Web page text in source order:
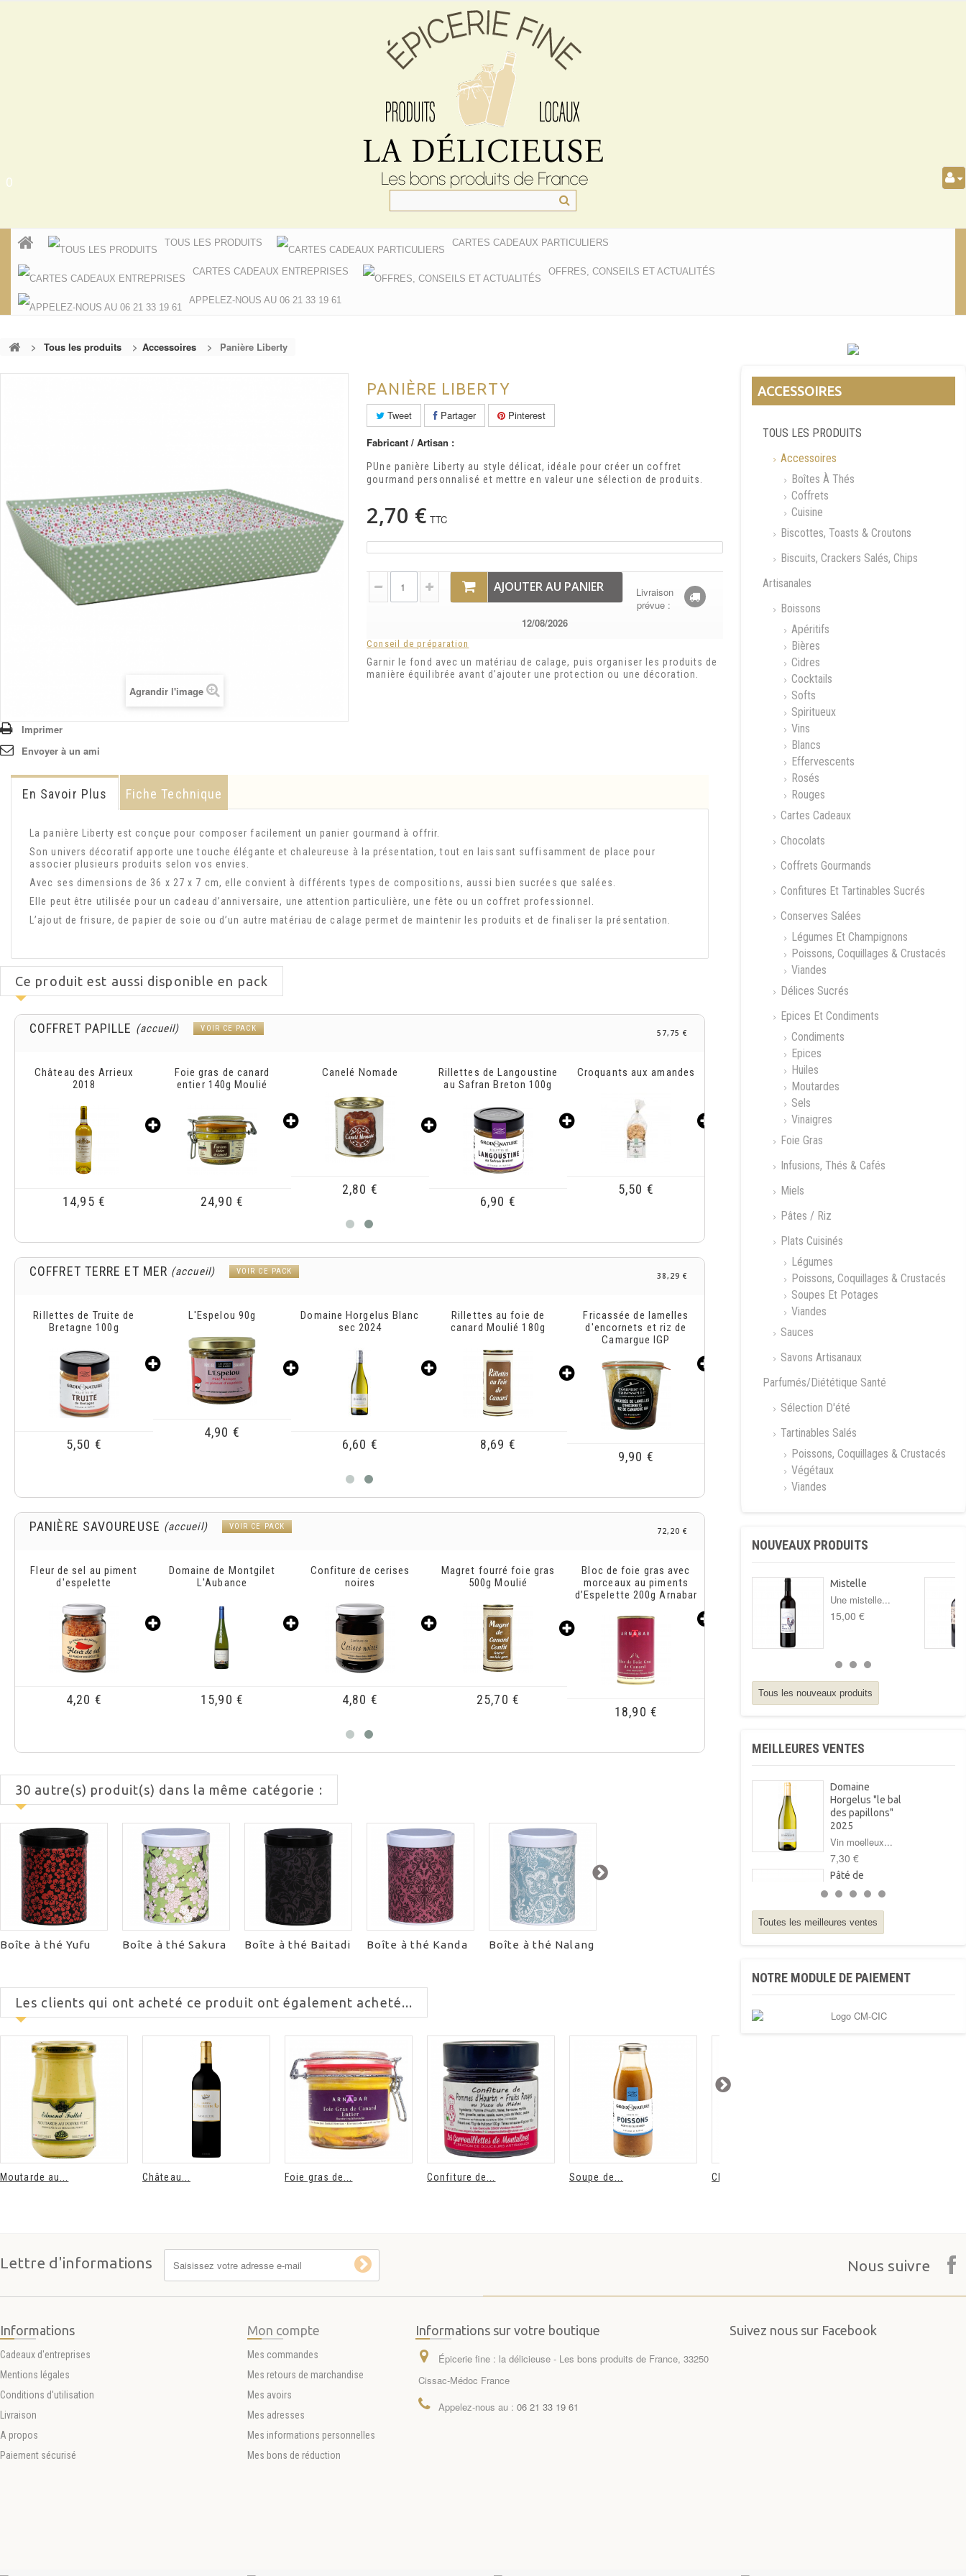
0
TOUS LES PRODUITS CARTES CADEAUX PARTICULIERS
CARTES CADEAUX ENTREPRISES OFFRES, CONSEILS ET ACTUALITÉS
APPELEZ-NOUS AU 06 21 33 19 61
> Tous les produits > Accessoires > Panière Liberty
Agrandir l'image
Imprimer
Envoyer à un ami
PANIÈRE LIBERTY
Tweet Partager
Pinterest
Fabricant / Artisan :
PUne panière Liberty au style délicat, idéale pour créer un coffret
gourmand personnalisé et mettre en valeur une sélection de produits.
2,70 € TTC
AJOUTER AU PANIER
Livraison
prévue :
12/08/2026
Conseil de préparation
Garnir le fond avec un matériau de calage, puis organiser les produits de
manière équilibrée avant d’ajouter une protection ou une décoration.
En Savoir Plus Fiche Technique
La panière Liberty est conçue pour composer facilement un panier gourmand à offrir.
Son univers décoratif apporte une touche élégante et chaleureuse à la présentation, tout en laissant suffisamment de place pour
associer plusieurs produits selon vos envies.
Avec ses dimensions de 36 x 27 x 7 cm, elle convient à différents types de compositions, aussi bien sucrées que salées.
Elle peut être utilisée pour un cadeau d’anniversaire, une attention particulière, une fête ou un coffret professionnel.
L’ajout de frisure, de papier de soie ou d’un autre matériau de calage permet de maintenir les produits et de finaliser la présentation.
Ce produit est aussi disponible en pack
COFFRET PAPILLE (accueil) VOIR CE PACK
57,75 €
Foie gras de canard
entier 140g Moulié
24,90 €
Canelé Nomade
Rillettes de Langoustine
Croquants aux amandes Panière Liberty
2,70 €
COFFRET TERRE ET MER (accueil) VOIR CE PACK
38,29 €
L'Espelou 90g
Domaine Horgelus Blanc
Rillettes au foie de
canard Moulié 180g
8,69 €
Fricassée de lamelles
d'encornets et riz de
Panière Liberty
2,70 €
PANIÈRE SAVOUREUSE (accueil) VOIR CE PACK
72,20 €
Domaine de Montgilet
L'Aubance
15,90 €
Confiture de cerises
noires
4,80 €
Magret fourré foie gras
500g Moulié
25,70 €
Bloc de foie gras avec
morceaux au piments
Panière Liberty
2,70 €
30 autre(s) produit(s) dans la même catégorie :
Boîte à thé Yufu Boîte à thé Sakura Boîte à thé Baitadi Boîte à thé Kanda Boîte à thé Nalang
Les clients qui ont acheté ce produit ont également acheté...
Moutarde au... Château... Foie gras de... Confiture de... Soupe de... Château...
ACCESSOIRES
TOUS LES PRODUITS
Accessoires
Boîtes À Thés
Coffrets
Cuisine
Biscottes, Toasts & Croutons
Biscuits, Crackers Salés, Chips
Artisanales
Boissons
Apéritifs
Bières
Cidres
Cocktails
Softs
Spiritueux
Vins
Blancs
Effervescents
Rosés
Rouges
Cartes Cadeaux
Chocolats
Coffrets Gourmands
Confitures Et Tartinables Sucrés
Conserves Salées
Légumes Et Champignons
Poissons, Coquillages & Crustacés
Viandes
Délices Sucrés
Epices Et Condiments
Condiments
Epices
Huiles
Moutardes
Sels
Vinaigres
Foie Gras
Infusions, Thés & Cafés
Miels
Pâtes / Riz
Plats Cuisinés
Légumes
Poissons, Coquillages & Crustacés
Soupes Et Potages
Viandes
Sauces
Savons Artisanaux
Parfumés/Diététique Santé
Sélection D'été
Tartinables Salés
Poissons, Coquillages & Crustacés
Végétaux
Viandes
NOUVEAUX PRODUITS
Mistelle
Une mistelle...
15,00 €
Tous les nouveaux produits
MEILLEURES VENTES
Domaine
Horgelus "le bal
des papillons"
2025
Vin moelleux...
7,30 €
Pâté de
campagne au foie
gras Arnabar
125g
Pâté de
Pâté basque au
Arnabar 125g
Toutes les meilleures ventes
NOTRE MODULE DE PAIEMENT
Lettre d'informations Nous suivre
Informations
Cadeaux d'entreprises
Mentions légales
Conditions d'utilisation
Livraison
A propos
Paiement sécurisé
Mon compte
Mes commandes
Mes retours de marchandise
Mes avoirs
Mes adresses
Mes informations personnelles
Mes bons de réduction
Informations sur votre boutique
Épicerie fine : la délicieuse - Les bons produits de France, 33250
Cissac-Médoc France
Appelez-nous au : 06 21 33 19 61
Suivez nous sur Facebook